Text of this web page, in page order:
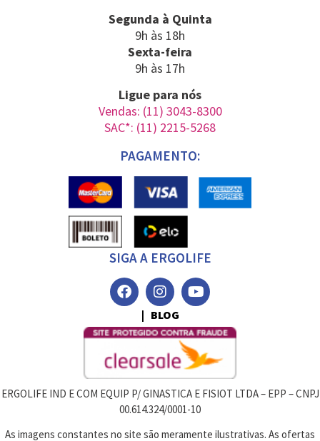
Segunda à Quinta
9h às 18h
Sexta-feira
9h às 17h
Ligue para nós
Vendas: (11) 3043-8300
SAC*: (11) 2215-5268
PAGAMENTO:
SIGA A ERGOLIFE
| BLOG
ERGOLIFE IND E COM EQUIP P/ GINASTICA E FISIOT LTDA – EPP – CNPJ
00.614.324/0001-10
As imagens constantes no site são meramente ilustrativas. As ofertas